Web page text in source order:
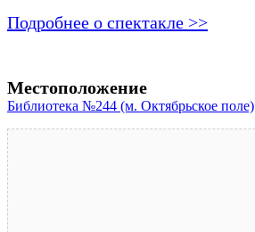
Подробнее о спектакле >>
Местоположение
Библиотека №244 (м. Октябрьское поле)